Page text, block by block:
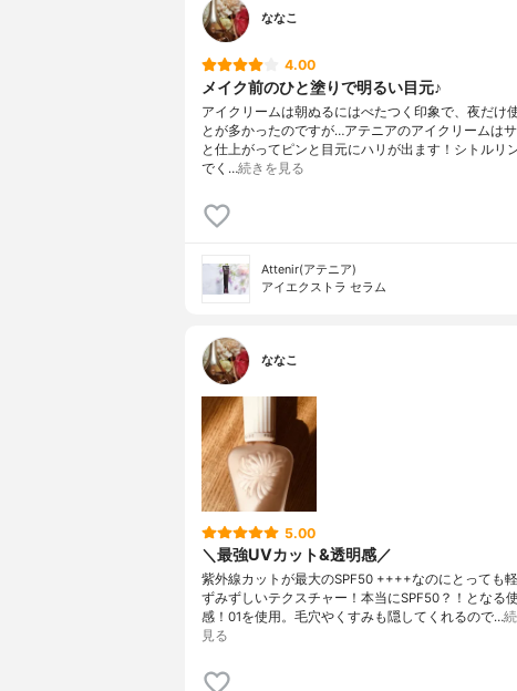
ななこ
4.00
メイク前のひと塗りで明るい目元♪
アイクリームは朝ぬるにはべたつく印象で、夜だけ
とが多かったのですが…アテニアのアイクリームは
と仕上がってピンと目元にハリが出ます！シトルリ
でく…続きを見る
Attenir(アテニア)
アイエクストラ セラム
ななこ
5.00
＼最強UVカット&透明感／
紫外線カットが最大のSPF50 ++++なのにとっても
ずみずしいテクスチャー！本当にSPF50？！となる
感！01を使用。毛穴やくすみも隠してくれるので…
見る